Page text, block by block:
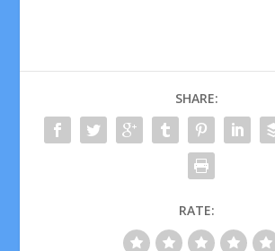
SHARE:
RATE: